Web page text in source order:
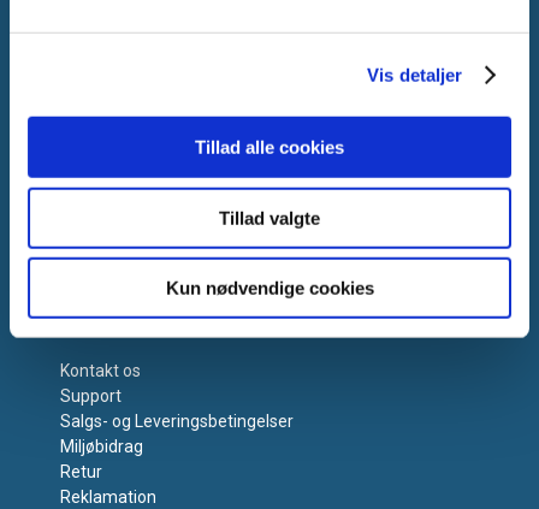
Vis detaljer
Tillad alle cookies
Tillad valgte
Kun nødvendige cookies
Kontakt os
Support
Salgs- og Leveringsbetingelser
Miljøbidrag
Retur
Reklamation